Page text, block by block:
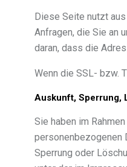
Diese Seite nutzt
Anfragen, die Sie an
daran, dass die
Wenn die SSL- bzw.
Auskunft, Sperrung,
Sie haben im
personenbezogenen
Sperrung oder